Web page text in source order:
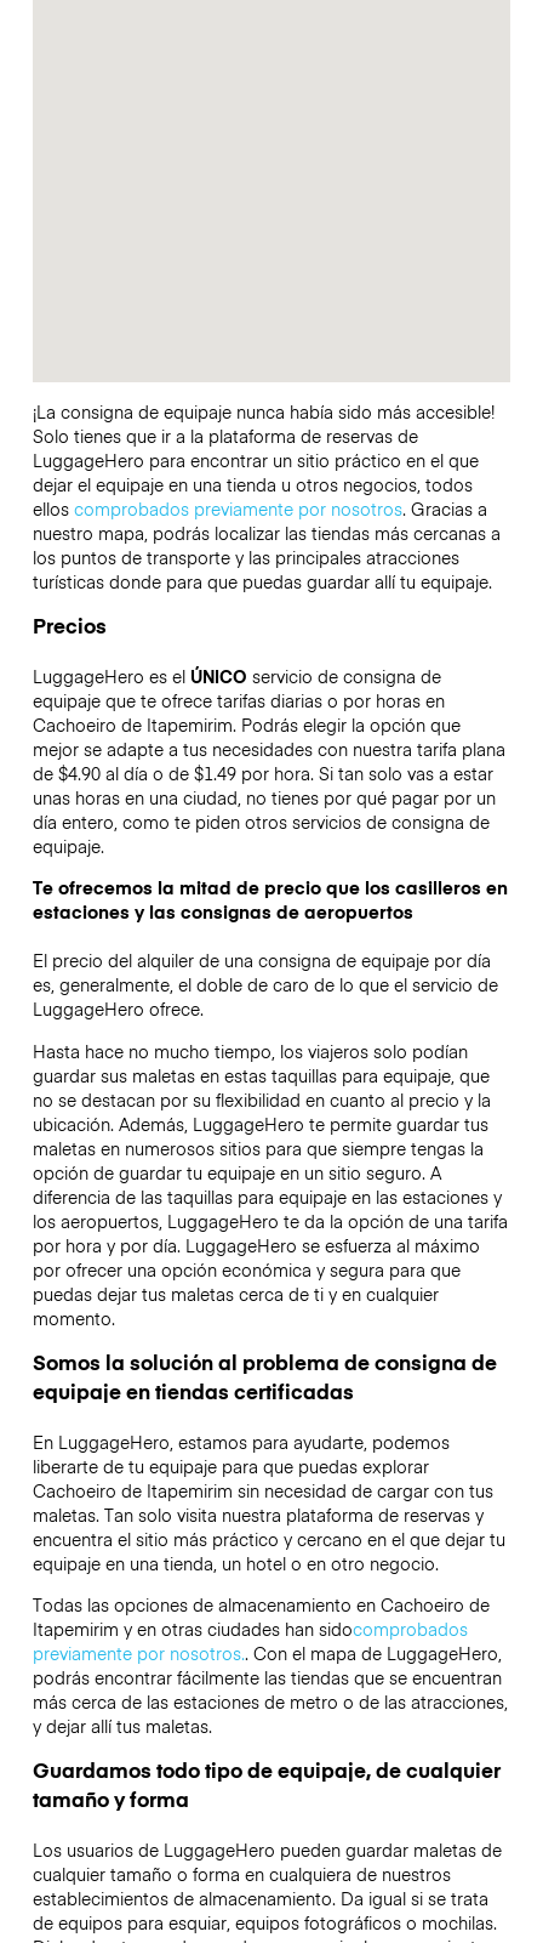
¡La consigna de equipaje nunca había sido más accesible!
Solo tienes que ir a la plataforma de reservas de
LuggageHero para encontrar un sitio práctico en el que
dejar el equipaje en una tienda u otros negocios, todos
ellos comprobados previamente por nosotros. Gracias a
nuestro mapa, podrás localizar las tiendas más cercanas a
los puntos de transporte y las principales atracciones
turísticas donde para que puedas guardar allí tu equipaje.
Precios
LuggageHero es el ÚNICO servicio de consigna de
equipaje que te ofrece tarifas diarias o por horas en
Cachoeiro de Itapemirim. Podrás elegir la opción que
mejor se adapte a tus necesidades con nuestra tarifa plana
de $4.90 al día o de $1.49 por hora. Si tan solo vas a estar
unas horas en una ciudad, no tienes por qué pagar por un
día entero, como te piden otros servicios de consigna de
equipaje.
Te ofrecemos la mitad de precio que los casilleros en
estaciones y las consignas de aeropuertos
El precio del alquiler de una consigna de equipaje por día
es, generalmente, el doble de caro de lo que el servicio de
LuggageHero ofrece.
Hasta hace no mucho tiempo, los viajeros solo podían
guardar sus maletas en estas taquillas para equipaje, que
no se destacan por su flexibilidad en cuanto al precio y la
ubicación. Además, LuggageHero te permite guardar tus
maletas en numerosos sitios para que siempre tengas la
opción de guardar tu equipaje en un sitio seguro. A
diferencia de las taquillas para equipaje en las estaciones y
los aeropuertos, LuggageHero te da la opción de una tarifa
por hora y por día. LuggageHero se esfuerza al máximo
por ofrecer una opción económica y segura para que
puedas dejar tus maletas cerca de ti y en cualquier
momento.
Somos la solución al problema de consigna de
equipaje en tiendas certificadas
En LuggageHero, estamos para ayudarte, podemos
liberarte de tu equipaje para que puedas explorar
Cachoeiro de Itapemirim sin necesidad de cargar con tus
maletas. Tan solo visita nuestra plataforma de reservas y
encuentra el sitio más práctico y cercano en el que dejar tu
equipaje en una tienda, un hotel o en otro negocio.
Todas las opciones de almacenamiento en Cachoeiro de
Itapemirim y en otras ciudades han sidocomprobados
previamente por nosotros.. Con el mapa de LuggageHero,
podrás encontrar fácilmente las tiendas que se encuentran
más cerca de las estaciones de metro o de las atracciones,
y dejar allí tus maletas.
Guardamos todo tipo de equipaje, de cualquier
tamaño y forma
Los usuarios de LuggageHero pueden guardar maletas de
cualquier tamaño o forma en cualquiera de nuestros
establecimientos de almacenamiento. Da igual si se trata
de equipos para esquiar, equipos fotográficos o mochilas.